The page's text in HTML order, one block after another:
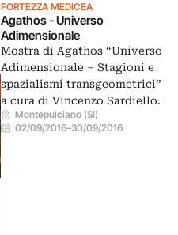
FORTEZZA MEDICEA
Agathos - Universo
Adimensionale
Mostra di Agathos “Universo
Adimensionale – Stagioni e
spazialismi transgeometrici”
a cura di Vincenzo Sardiello.
Montepulciano (SI)
02/09/2016–30/09/2016